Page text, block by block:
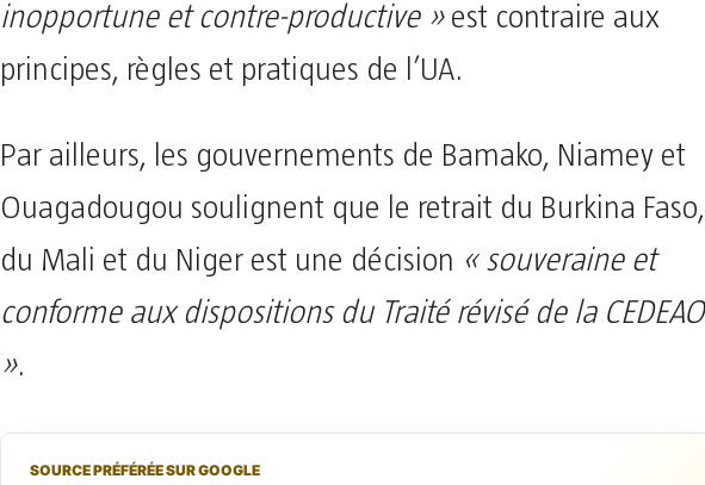
inopportune et contre-productive » est contraire aux
principes, règles et pratiques de l’UA.
Par ailleurs, les gouvernements de Bamako, Niamey et
Ouagadougou soulignent que le retrait du Burkina Faso,
du Mali et du Niger est une décision « souveraine et
conforme aux dispositions du Traité révisé de la CEDEAO
».
SOURCE PRÉFÉRÉE SUR GOOGLE